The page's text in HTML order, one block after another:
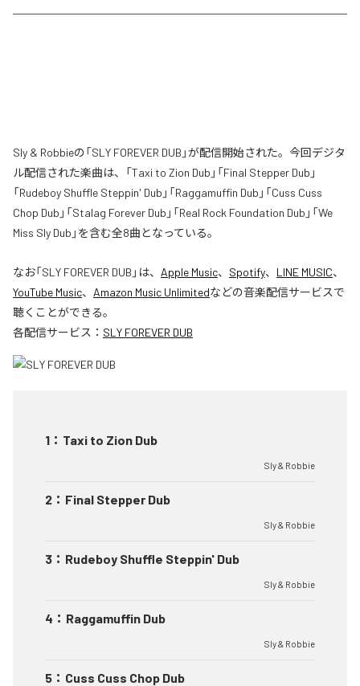
Sly & Robbieの「SLY FOREVER DUB」が配信開始された。今回デジタ
ル配信された楽曲は、「Taxi to Zion Dub」「Final Stepper Dub」
「Rudeboy Shuffle Steppin' Dub」「Raggamuffin Dub」「Cuss Cuss
Chop Dub」「Stalag Forever Dub」「Real Rock Foundation Dub」「We
Miss Sly Dub」を含む全8曲となっている。
なお「SLY FOREVER DUB 」は、 Apple Music、 Spotify、 LINE MUSIC、
YouTube Music、 Amazon Music Unlimitedなどの音楽配信サービスで
聴くことができる。
各配信サービス： SLY FOREVER DUB
1 ： Taxi to Zion Dub
Sly & Robbie
2 ： Final Stepper Dub
Sly & Robbie
3 ： Rudeboy Shuffle Steppin' Dub
Sly & Robbie
4 ： Raggamuffin Dub
Sly & Robbie
5 ： Cuss Cuss Chop Dub